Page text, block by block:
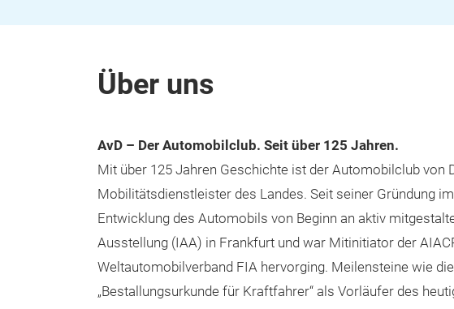
Über uns
AvD – Der Automobilclub. Seit über 125 Jahren.
Mit über 125 Jahren Geschichte ist der Automobilclub
Mobilitätsdienstleister des Landes. Seit seiner Gründung
Entwicklung des Automobils von Beginn an aktiv
Ausstellung (IAA) in Frankfurt und war Mitinitiator der
Weltautomobilverband FIA hervorging. Meilensteine wie
„Bestallungsurkunde für Kraftfahrer“ als Vorläufer des